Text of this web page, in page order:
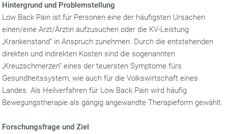
Hintergrund und Problemstellung
Low Back Pain ist für Personen eine der häufigsten Ursachen
einen/eine Arzt/Ärztin aufzusuchen oder die KV-Leistung
„Krankenstand“ in Anspruch zunehmen. Durch die entstehenden
direkten und indirekten Kosten sind die sogenannten
„Kreuzschmerzen“ eines der teuersten Symptome fürs
Gesundheitssystem, wie auch für die Volkswirtschaft eines
Landes. Als Heilverfahren für Low Back Pain wird häufig
Bewegungstherapie als gängig angewandte Therapieform gewählt.
Forschungsfrage und Ziel